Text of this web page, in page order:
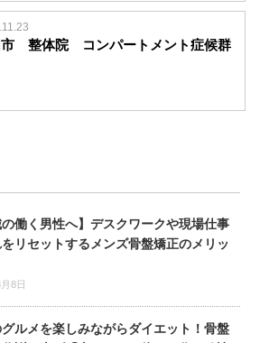
市 整体院 コンパートメント症候群
の働く男性へ】デスクワークや現場仕事
リセットするメンズ骨盤矯正のメリッ
8日
ルメを楽しみながらダイエット！骨盤